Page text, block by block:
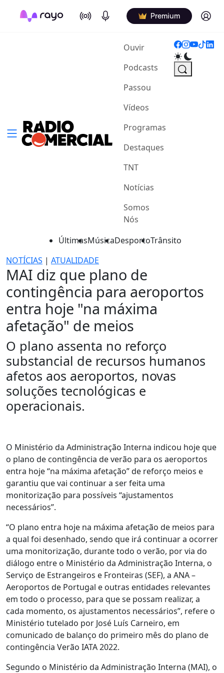
On Air Podcasts Premium Log in
Ouvir(current)
Podcasts
Passou
Vídeos
Programas
Destaques
TNT
Notícias
Somos
Nós
ÚltimasMúsicaDesportoTrânsito
NOTÍCIAS | ATUALIDADE
MAI diz que plano de
contingência para aeroportos
entra hoje "na máxima
afetação" de meios
O plano assenta no reforço
substancial de recursos humanos
afetos aos aeroportos, novas
soluções tecnológicas e
operacionais.
O Ministério da Administração Interna indicou hoje que
o plano de contingência de verão para os aeroportos
entra hoje “na máxima afetação” de reforço meios e
garantiu que vai continuar a ser feita uma
monitorização para possíveis “ajustamentos
necessários”.
“O plano entra hoje na máxima afetação de meios para
a qual foi desenhado, sendo que irá continuar a ocorrer
uma monitorização, durante todo o verão, por via do
diálogo entre o Ministério da Administração Interna, o
Serviço de Estrangeiros e Fronteiras (SEF), a ANA –
Aeroportos de Portugal e outras entidades relevantes
em todo o processo, para que se possam realizar, a
cada momento, os ajustamentos necessários”, refere o
Ministério tutelado por José Luís Carneiro, em
comunicado de balanço do primeiro mês do plano de
contingência Verão IATA 2022.
Segundo o Ministério da Administração Interna (MAI), o